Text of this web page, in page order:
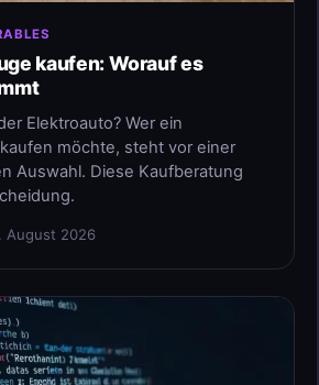
kaufen: Worauf es
Elektroauto? Wer ein
möchte, steht vor einer
Auswahl. Diese Kaufberatung
August 2026